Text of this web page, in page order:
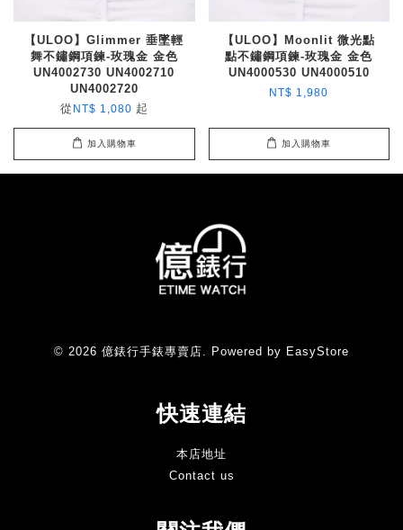
【ULOO】Glimmer 垂墜輕
舞不鏽鋼項鍊-玫瑰金 金色
UN4002730 UN4002710
UN4002720
從 NT$ 1,080 起
加入購物車
【ULOO】Moonlit 微光點
點不鏽鋼項鍊-玫瑰金 金色
UN4000530 UN4000510
NT$ 1,980
加入購物車
© 2026 億錶行手錶專賣店. Powered by EasyStore
快速連結
本店地址
Contact us